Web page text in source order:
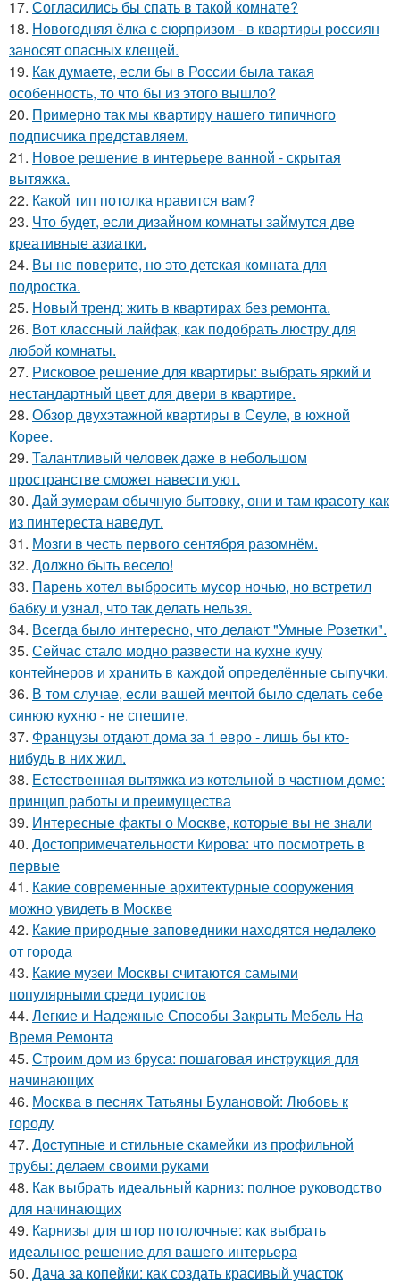
17. Согласились бы спать в такой комнате?
18. Новогодняя ёлка с сюрпризом - в квартиры россиян
заносят опасных клещей.
19. Как думаете, если бы в России была такая
особенность, то что бы из этого вышло?
20. Примерно так мы квартиру нашего типичного
подписчика представляем.
21. Новое решение в интерьере ванной - скрытая
вытяжка.
22. Какой тип потолка нравится вам?
23. Что будет, если дизайном комнаты займутся две
креативные азиатки.
24. Вы не поверите, но это детская комната для
подростка.
25. Новый тренд: жить в квартирах без ремонта.
26. Вот классный лайфак, как подобрать люстру для
любой комнаты.
27. Рисковое решение для квартиры: выбрать яркий и
нестандартный цвет для двери в квартире.
28. Обзор двухэтажной квартиры в Сеуле, в южной
Корее.
29. Талантливый человек даже в небольшом
пространстве сможет навести уют.
30. Дай зумерам обычную бытовку, они и там красоту как
из пинтереста наведут.
31. Мозги в честь первого сентября разомнём.
32. Должно быть весело!
33. Парень хотел выбросить мусор ночью, но встретил
бабку и узнал, что так делать нельзя.
34. Всегда было интересно, что делают "Умные Розетки".
35. Сейчас стало модно развести на кухне кучу
контейнеров и хранить в каждой определённые сыпучки.
36. В том случае, если вашей мечтой было сделать себе
синюю кухню - не спешите.
37. Французы отдают дома за 1 евро - лишь бы кто-
нибудь в них жил.
38. Естественная вытяжка из котельной в частном доме:
принцип работы и преимущества
39. Интересные факты о Москве, которые вы не знали
40. Достопримечательности Кирова: что посмотреть в
первые
41. Какие современные архитектурные сооружения
можно увидеть в Москве
42. Какие природные заповедники находятся недалеко
от города
43. Какие музеи Москвы считаются самыми
популярными среди туристов
44. Легкие и Надежные Способы Закрыть Мебель На
Время Ремонта
45. Строим дом из бруса: пошаговая инструкция для
начинающих
46. Москва в песнях Татьяны Булановой: Любовь к
городу
47. Доступные и стильные скамейки из профильной
трубы: делаем своими руками
48. Как выбрать идеальный карниз: полное руководство
для начинающих
49. Карнизы для штор потолочные: как выбрать
идеальное решение для вашего интерьера
50. Дача за копейки: как создать красивый участок